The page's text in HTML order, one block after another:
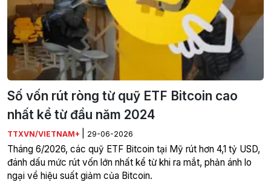
Số vốn rút ròng từ quỹ ETF Bitcoin cao
nhất kể từ đầu năm 2024
TTXVN/VIETNAM+ 29-06-2026
Tháng 6/2026, các quỹ ETF Bitcoin tại Mỹ rút hơn 4,1 tỷ USD,
đánh dấu mức rút vốn lớn nhất kể từ khi ra mắt, phản ánh lo
ngại về hiệu suất giảm của Bitcoin.